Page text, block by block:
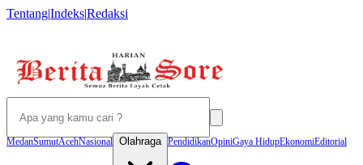
Tentang|Indeks|Redaksi
MedanSumutAcehNasional Olahraga PendidikanOpiniGaya HidupEkonomiEditorial